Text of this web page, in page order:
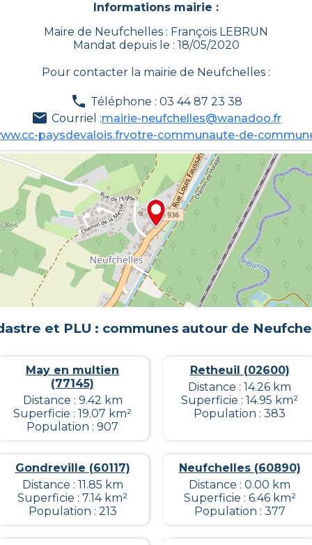
Informations mairie :
Maire de Neufchelles : François LEBRUN
Mandat depuis le : 18/05/2020
Pour contacter la mairie de Neufchelles :
Téléphone : 03 44 87 23 38
Courriel :mairie-neufchelles@wanadoo.fr
paysdevalois.frvotre-communaute-de-
et PLU : communes autour de
May en multien
(77145)
Distance : 9.42 km
Superficie : 19.07 km²
Population : 907
Retheuil (02600)
Distance : 14.26 km
Superficie : 14.95 km²
Population : 383
Gondreville (60117)
Distance : 11.85 km
Superficie : 7.14 km²
Population : 213
Neufchelles (60890)
Distance : 0.00 km
Superficie : 6.46 km²
Population : 377